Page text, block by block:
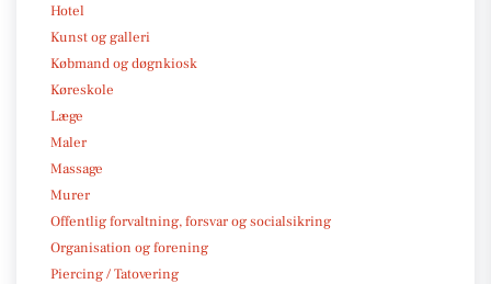
Hotel
Kunst og galleri
Købmand og døgnkiosk
Køreskole
Læge
Maler
Massage
Murer
Offentlig forvaltning, forsvar og socialsikring
Organisation og forening
Piercing / Tatovering